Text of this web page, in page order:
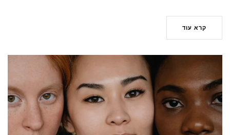
קרא עוד